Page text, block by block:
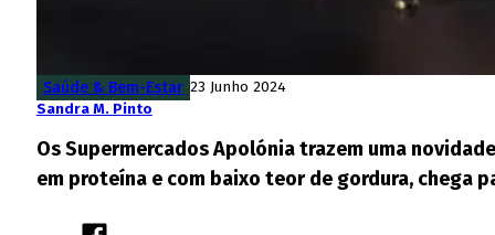
Saúde & Bem-Estar 23 Junho 2024
Sandra M. Pinto
Os Supermercados Apolónia trazem uma
em proteína e com baixo teor de gordura, chega